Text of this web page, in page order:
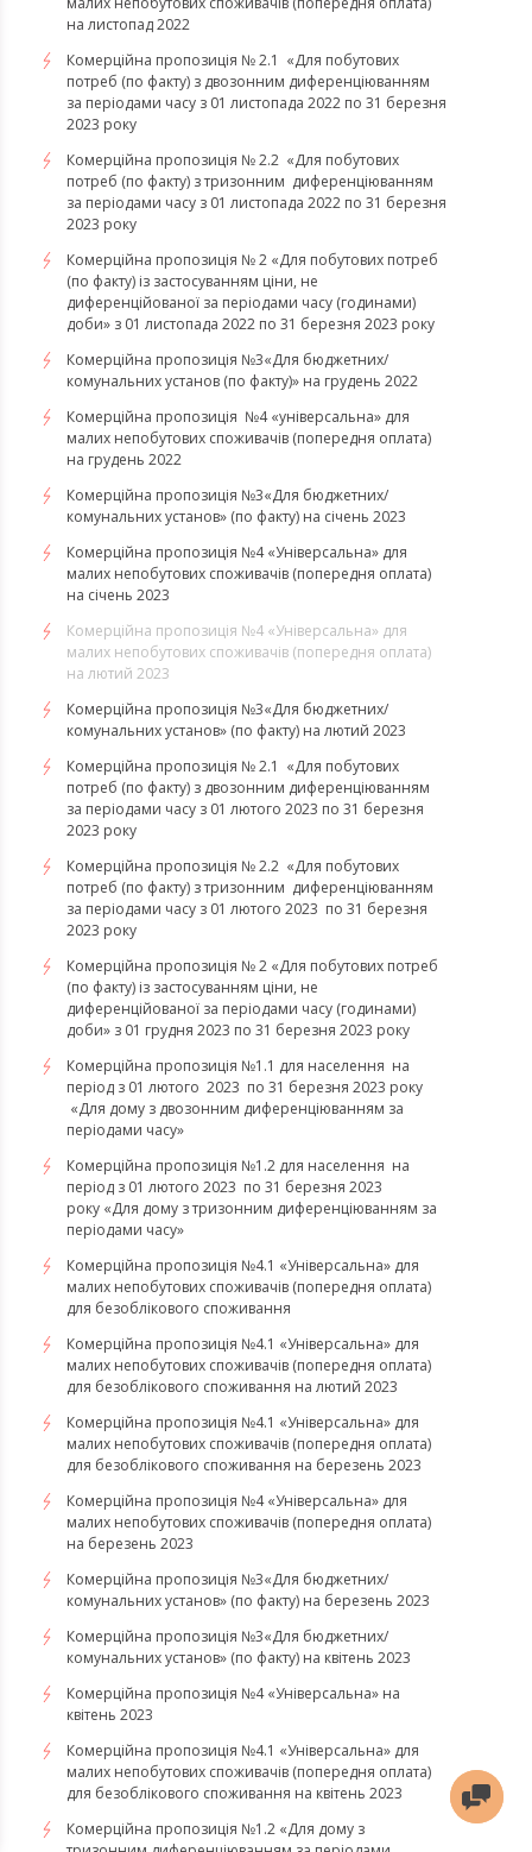
на листопад 2022
Комерційна пропозиція № 2.1 «Для побутових
потреб (по факту) з двозонним диференціюванням
за періодами часу з 01 листопада 2022 по 31 березня
2023 року
Комерційна пропозиція № 2.2 «Для побутових
потреб (по факту) з тризонним диференціюванням
за періодами часу з 01 листопада 2022 по 31 березня
2023 року
Комерційна пропозиція № 2 «Для побутових потреб
(по факту) із застосуванням ціни, не
диференційованої за періодами часу (годинами)
доби» з 01 листопада 2022 по 31 березня 2023 року
Комерційна пропозиція №3«Для бюджетних/
комунальних установ (по факту)» на грудень 2022
Комерційна пропозиція №4 «універсальна» для
малих непобутових споживачів (попередня оплата)
на грудень 2022
​​​​​​​Комерційна пропозиція №3«Для бюджетних/
комунальних установ» (по факту) на січень 2023
​​​​​​​Комерційна пропозиція №4 «Універсальна» для
малих непобутових споживачів (попередня оплата)
на січень 2023
​​​​​​​Комерційна пропозиція №4 «Універсальна» для
малих непобутових споживачів (попередня оплата)
на лютий 2023
Комерційна пропозиція №3«Для бюджетних/
комунальних установ» (по факту) на лютий 2023
Комерційна пропозиція № 2.1 «Для побутових
потреб (по факту) з двозонним диференціюванням
за періодами часу з 01 лютого 2023 по 31 березня
2023 року
Комерційна пропозиція № 2.2 «Для побутових
потреб (по факту) з тризонним диференціюванням
за періодами часу з 01 лютого 2023 по 31 березня
2023 року
Комерційна пропозиція № 2 «Для побутових потреб
(по факту) із застосуванням ціни, не
диференційованої за періодами часу (годинами)
доби» з 01 грудня 2023 по 31 березня 2023 року
Комерційна пропозиція №1.1 для населення на
період з 01 лютого 2023 по 31 березня 2023 року
«Для дому з двозонним диференціюванням за
періодами часу»
Комерційна пропозиція №1.2 для населення на
період з 01 лютого 2023 по 31 березня 2023
року «Для дому з тризонним диференціюванням за
періодами часу»
​​​​​​​Комерційна пропозиція №4.1 «Універсальна» для
малих непобутових споживачів (попередня оплата)
для безоблікового споживання
Комерційна пропозиція №4.1 «Універсальна» для
малих непобутових споживачів (попередня оплата)
для безоблікового споживання на лютий 2023
Комерційна пропозиція №4.1 «Універсальна» для
малих непобутових споживачів (попередня оплата)
для безоблікового споживання на березень 2023
​​​​​​​Комерційна пропозиція №4 «Універсальна» для
малих непобутових споживачів (попередня оплата)
на березень 2023
​​​​​​​Комерційна пропозиція №3«Для бюджетних/
комунальних установ» (по факту) на березень 2023
Комерційна пропозиція №3«Для бюджетних/
комунальних установ» (по факту) на квітень 2023
Комерційна пропозиція №4 «Універсальна» на
квітень 2023
Комерційна пропозиція №4.1 «Універсальна» для
малих непобутових споживачів (попередня оплата)
для безоблікового споживання на квітень 2023
Комерційна пропозиція №1.2 «Для дому з